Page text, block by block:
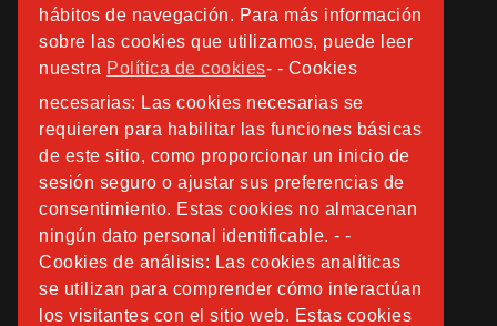
hábitos de navegación. Para más información
sobre las cookies que utilizamos, puede leer
nuestra Política de cookies- - Cookies
necesarias: Las cookies necesarias se
requieren para habilitar las funciones básicas
de este sitio, como proporcionar un inicio de
sesión seguro o ajustar sus preferencias de
consentimiento. Estas cookies no almacenan
ningún dato personal identificable. - -
Cookies de análisis: Las cookies analíticas
se utilizan para comprender cómo interactúan
los visitantes con el sitio web. Estas cookies